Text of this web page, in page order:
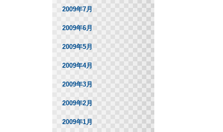
2009年7月
2009年6月
2009年5月
2009年4月
2009年3月
2009年2月
2009年1月